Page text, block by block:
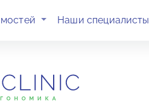
(current)Наши специалисты